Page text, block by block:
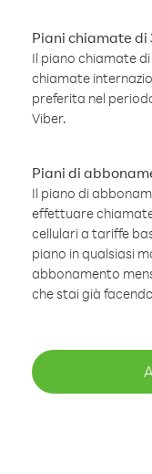
Piani chiamate di
Il piano chiamate
chiamate
preferita nel
Viber.
Piani di
Il piano di
effettuare
cellulari a tariffe
piano in qualsiasi
abbonamento
che stai già